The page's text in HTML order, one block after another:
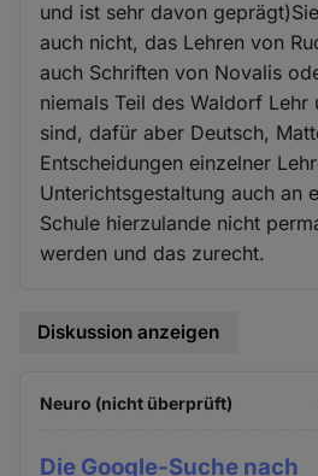
und ist sehr davon
auch nicht, das Lehren von
auch Schriften von Novalis
niemals Teil des Waldorf Lehr
sind, dafür aber Deutsch,
Entscheidungen einzelner
Unterichtsgestaltung auch an
Schule hierzulande nicht
werden und das zurecht.
Diskussion anzeigen
Neuro (nicht überprüft)
Die Google-Suche nach